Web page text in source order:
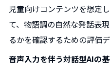
児童向けコンテンツを想定
て、物語調の自然な発話表
るかを確認するための評価
音声入力を伴う対話型AIの